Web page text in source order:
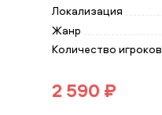
Локализация
Жанр
Количество игроков
2 590 ₽